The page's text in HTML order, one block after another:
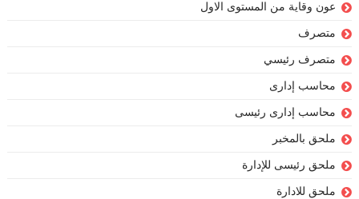
عون وقاية من المستوى الاول
متصرف
متصرف رئيسي
محاسب إدارى
محاسب إدارى رئيسى
ملحق بالمخبر
ملحق رئيسى للإدارة
ملحق للادارة